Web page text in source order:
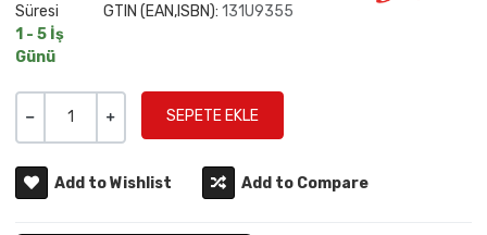
Süresi
1 - 5 İş
Günü
GTIN (EAN,ISBN): 131U9355
Add to Wishlist Add to Compare